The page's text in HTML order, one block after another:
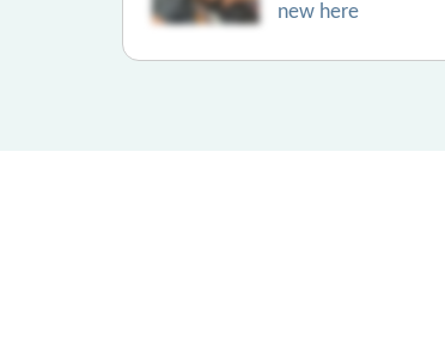
new here